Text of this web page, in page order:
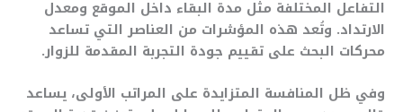
التفاعل المختلفة مثل مدة البقاء داخل الموقع ومعدل
الارتداد. وتُعد هذه المؤشرات من العناصر التي تساعد
محركات البحث على تقييم جودة التجربة المقدمة للزوار.
وفي ظل المنافسة المتزايدة على المراتب الأولى، يساعد